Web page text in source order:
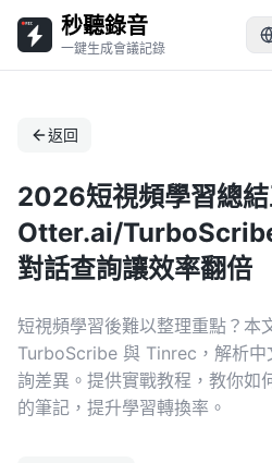
秒聽錄音
一鍵生成會議記錄
返回
2026短視頻學習總結
Otter.ai/
對話查詢讓效率翻倍
短視頻學習後難以整理重點？本
TurboScribe 與 Tinrec，解析中
詢差異。提供實戰教程，教你如
的筆記，提升學習轉換率。